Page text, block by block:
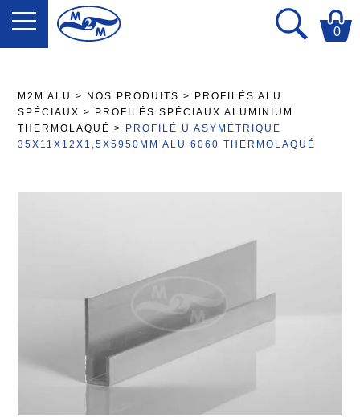
0
M2M ALU > NOS PRODUITS >
PROFILÉS ALU
SPÉCIAUX >
PROFILÉS SPÉCIAUX ALUMINIUM
THERMOLAQUÉ >
PROFILÉ U ASYMÉTRIQUE
35X11X12X1,5X5950MM ALU 6060 THERMOLAQUÉ